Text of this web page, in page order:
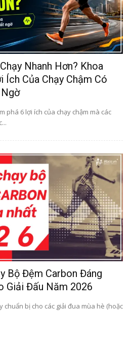
Nhanh Hơn? Khoa
Ích Của Chạy Chậm Có
phá 6 lợi ích của chạy chậm mà các
Bộ Đệm Carbon Đáng
Giải Đấu Năm 2026
chuẩn bị cho các giải đua mùa hè (hoặc